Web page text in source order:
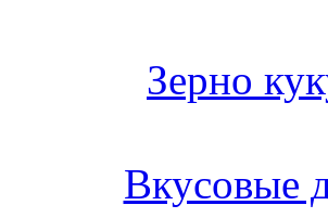
Зерно
Вкусовые